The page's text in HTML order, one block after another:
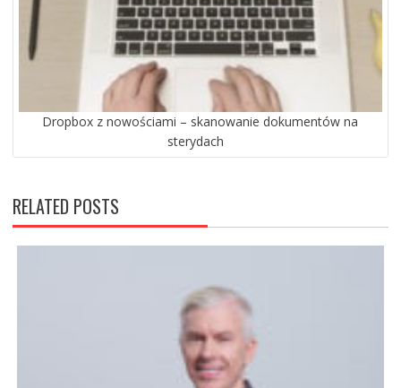
Dropbox z nowościami – skanowanie dokumentów na
sterydach
RELATED POSTS